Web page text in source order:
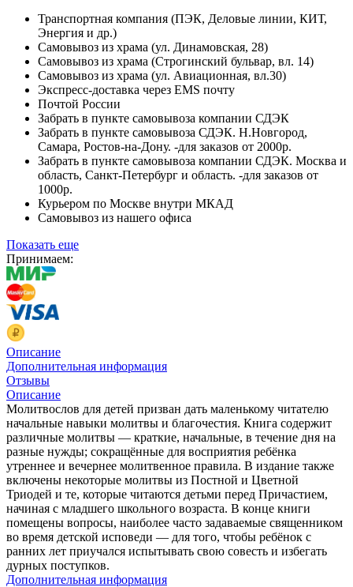
Транспортная компания (ПЭК, Деловые линии, КИТ,
Энергия и др.)
Самовывоз из храма (ул. Динамовская, 28)
Самовывоз из храма (Строгинский бульвар, вл. 14)
Самовывоз из храма (ул. Авиационная, вл.30)
Экспресс-доставка через EMS почту
Почтой России
Забрать в пункте самовывоза компании СДЭК
Забрать в пункте самовывоза СДЭК. Н.Новгород,
Самара, Ростов-на-Дону. -для заказов от 2000р.
Забрать в пункте самовывоза компании СДЭК. Москва и
область, Санкт-Петербург и область. -для заказов от
1000р.
Курьером по Москве внутри МКАД
Самовывоз из нашего офиса
Показать еще
Принимаем:
Описание
Дополнительная информация
Отзывы
Описание
Молитвослов для детей призван дать маленькому читателю
начальные навыки молитвы и благочестия. Книга содержит
различные молитвы — краткие, начальные, в течение дня на
разные нужды; сокращённые для восприятия ребёнка
утреннее и вечернее молитвенное правила. В издание также
включены некоторые молитвы из Постной и Цветной
Триодей и те, которые читаются детьми перед Причастием,
начиная с младшего школьного возраста. В конце книги
помещены вопросы, наиболее часто задаваемые священником
во время детской исповеди — для того, чтобы ребёнок с
ранних лет приучался испытывать свою совесть и избегать
дурных поступков.
Дополнительная информация